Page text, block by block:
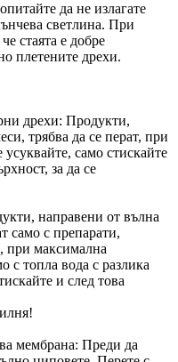
да не излагате
светлина. При
стаята е добре
плетените дрехи.
дрехи: Продукти,
трябва да се перат, при
само стискайте
за да се
направени от вълна
само с препарати,
при максимална
с топла вода с разлика
и след това
мембрана: Преди да